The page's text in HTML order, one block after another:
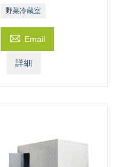
野菜冷蔵室
 Email
詳細